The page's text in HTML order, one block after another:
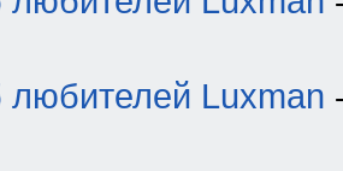
любителей Luxman